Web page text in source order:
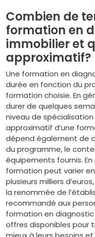
Combien de
formation en
immobilier et
approximatif?
Une formation en
durée en fonction du
formation choisie. En
durer de quelques
niveau de
approximatif d’une
dépend également de
du programme, le
équipements fournis.
formation peut varier
plusieurs milliers
la renommée de
recommandé aux
formation en
offres disponibles pour